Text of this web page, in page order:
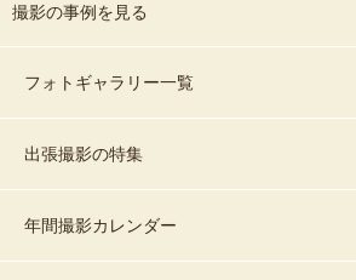
撮影の事例を見る
フォトギャラリー一覧
出張撮影の特集
年間撮影カレンダー